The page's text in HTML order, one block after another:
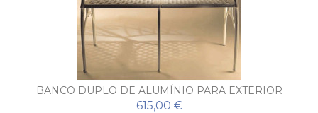
BANCO DUPLO DE ALUMÍNIO PARA EXTERIOR
PUERTO
615,00 €